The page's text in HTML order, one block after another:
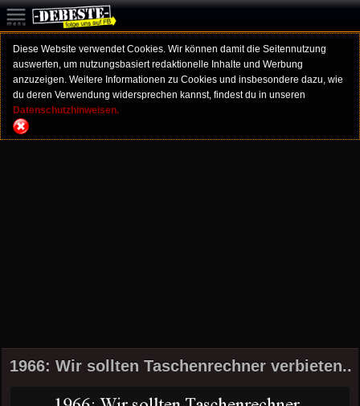
Diese Website verwendet Cookies. Wir können damit die Seitennutzung
auswerten, um nutzungsbasiert redaktionelle Inhalte und Werbung
anzuzeigen. Weitere Informationen zu Cookies und insbesondere dazu, wie
du deren Verwendung widersprechen kannst, findest du in unseren
Datenschutzhinweisen.
1966: Wir sollten Taschenrechner verbieten..